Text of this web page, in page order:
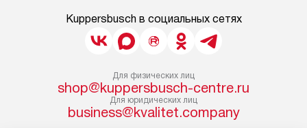
Kuppersbusch в социальных сетях
Для физических лиц
shop@kuppersbusch-centre.ru
Для юридических лиц
business@kvalitet.company